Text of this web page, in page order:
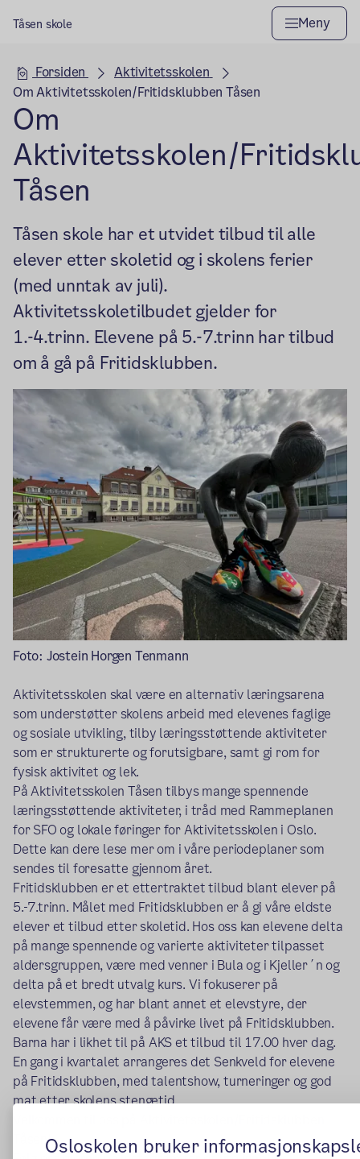
Osloskolen bruker
Tåsen skole Meny
Hovedseksjon
Forsiden
Aktivitetsskolen
Om Aktivitetsskolen/Fritidsklubben Tåsen
Om
Aktivitetsskolen/
Tåsen
Tåsen skole har et utvidet tilbud til alle
elever etter skoletid og i skolens ferier
(med unntak av juli).
Aktivitetsskoletilbudet gjelder for
1.-4.trinn. Elevene på 5.-7.trinn har tilbud
om å gå på Fritidsklubben.
Foto: Jostein Horgen Tenmann
Aktivitetsskolen skal være en alternativ læringsarena
som understøtter skolens arbeid med elevenes faglige
og sosiale utvikling, tilby læringsstøttende aktiviteter
som er strukturerte og forutsigbare, samt gi rom for
fysisk aktivitet og lek.
På Aktivitetsskolen Tåsen tilbys mange spennende
læringsstøttende aktiviteter, i tråd med Rammeplanen
for SFO og lokale føringer for Aktivitetsskolen i Oslo.
Dette kan dere lese mer om i våre periodeplaner som
sendes til foresatte gjennom året.
Fritidsklubben er et ettertraktet tilbud blant elever på
5.-7.trinn. Målet med Fritidsklubben er å gi våre eldste
elever et tilbud etter skoletid. Hos oss kan elevene delta
på mange spennende og varierte aktiviteter tilpasset
aldersgruppen, være med venner i Bula og i Kjeller´n og
delta på et bredt utvalg kurs. Vi fokuserer på
elevstemmen, og har blant annet et elevstyre, der
elevene får være med å påvirke livet på Fritidsklubben.
Barna har i likhet til på AKS et tilbud til 17.00 hver dag.
En gang i kvartalet arrangeres det Senkveld for elevene
på Fritidsklubben, med talentshow, turneringer og god
mat etter skolens stengetid.
Tåsen!